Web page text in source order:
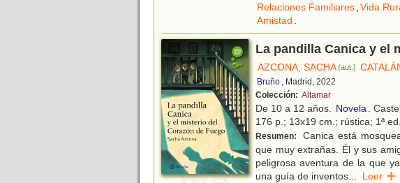
Relaciones Familiares,Vida
Amistad .
La pandilla Canica y el
AZCONA, SACHA(aut.)
Bruño , Madrid, 2022
Colección: Altamar
De 10 a 12 años. Novela.
176 p.; 13x19 cm.; rústica; 1ª
Resumen:
Canica está
que muy extrañas. Él y sus
peligrosa aventura de la que
una guía de inventos... Leer